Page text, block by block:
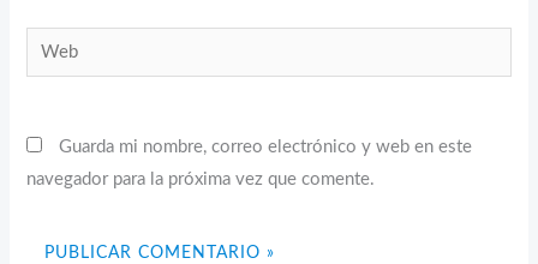
Web
Guarda mi nombre, correo electrónico y web en este
navegador para la próxima vez que comente.